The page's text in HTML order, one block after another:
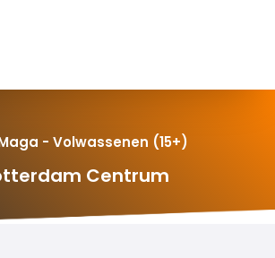
- Volwassenen (15+)
Centrum